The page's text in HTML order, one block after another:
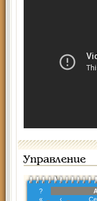
Управление
?
«
‹